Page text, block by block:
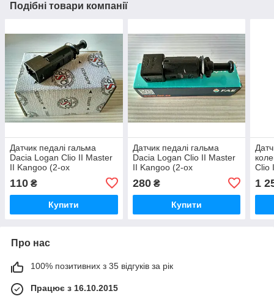
Подібні товари компанії
Датчик педалі гальма
Dacia Logan Clio II Master
II Kangoo (2-ох
110 ₴
Купити
Датчик педалі гальма
Dacia Logan Clio II Master
II Kangoo (2-ох
280₴
Купити
Clio
1
Про нас
100% позитивних з 35 відгуків за рік
Працює з 16.10.2015